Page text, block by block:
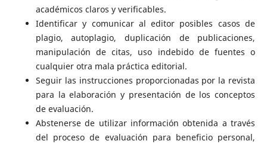
académicos claros y verificables.
Identificar y comunicar al editor posibles casos de
plagio, autoplagio, duplicación de publicaciones,
manipulación de citas, uso indebido de fuentes o
cualquier otra mala práctica editorial.
Seguir las instrucciones proporcionadas por la revista
para la elaboración y presentación de los conceptos
de evaluación.
Abstenerse de utilizar información obtenida a través
del proceso de evaluación para beneficio personal,